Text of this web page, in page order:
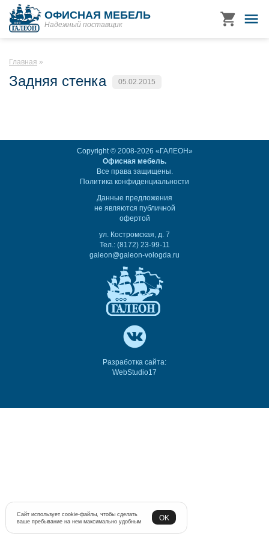
ОФИСНАЯ МЕБЕЛЬ
Надежный поставщик
Главная
Задняя стенка 05.02.2015
Copyright © 2008-2026 «ГАЛЕОН»
Офисная мебель.
Все права защищены.
Политика конфиденциальности
Данные предложения
не являются публичной
офертой
ул. Костромская, д. 7
Тел.: (8172) 23-99-11
galeon@galeon-vologda.ru
Разработка сайта:
WebStudio17
Сайт использует cookie-файлы, чтобы сделать
ваше пребывание на нем максимально удобным
OK